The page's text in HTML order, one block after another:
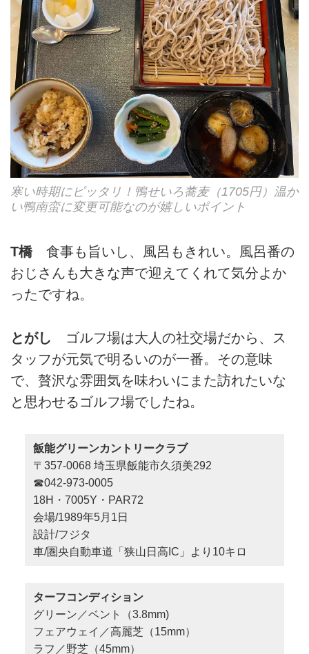
寒い時期にピッタリ！鴨せいろ蕎麦（1705円）温か
い鴨南蛮に変更可能なのが嬉しいポイント
T橋食事も旨いし、風呂もきれい。風呂番の
おじさんも大きな声で迎えてくれて気分よか
ったですね。
とがし ゴルフ場は大人の社交場だから、ス
タッフが元気で明るいのが一番。その意味
で、贅沢な雰囲気を味わいにまた訪れたいな
と思わせるゴルフ場でしたね。
飯能グリーンカントリークラブ
〒357-0068 埼玉県飯能市久須美292
☎042-973-0005
18H・7005Y・PAR72
会場/1989年5月1日
設計/フジタ
車/圏央自動車道「狭山日高IC」より10キロ
ターフコンディション
グリーン／ベント（3.8mm)
フェアウェイ／高麗芝（15mm）
ラフ／野芝（45mm）